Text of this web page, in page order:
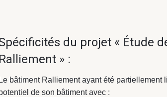
du projet « Étude
Ralliement » :
Le bâtiment Ralliement ayant été partiellement
de son bâtiment avec :